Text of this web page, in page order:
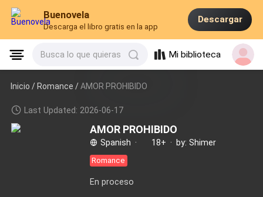
Buenovela
Descarga el libro gratis en la app
Descargar
Busca lo que quieras Mi biblioteca
Inicio /Romance /AMOR PROHIBIDO
Last Updated: 2026-06-17
AMOR PROHIBIDO
Spanish · 18+ · by: Shimer
Romance
En proceso